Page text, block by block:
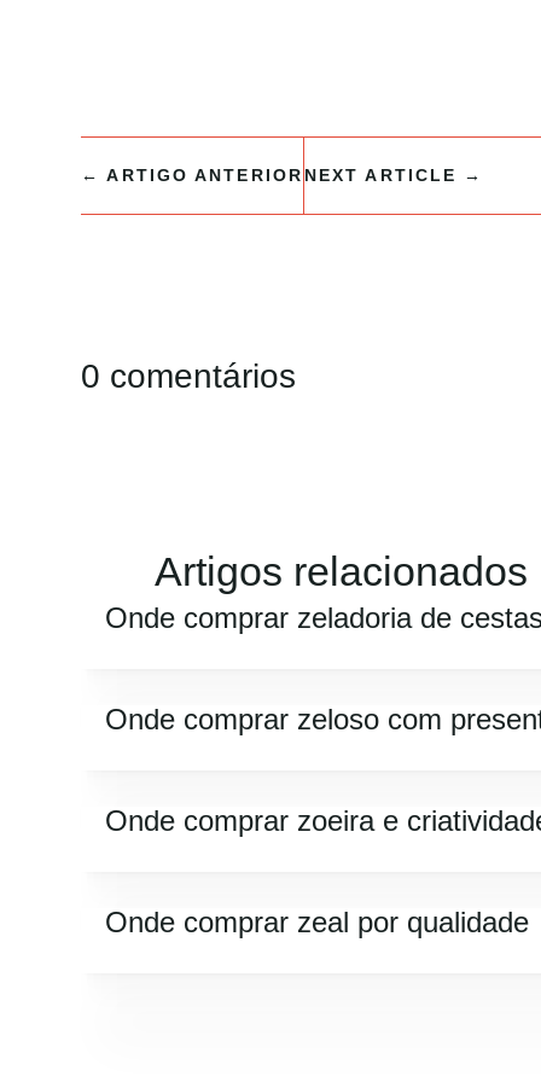
←ARTIGO ANTERIOR NEXT ARTICLE →
0 comentários
Artigos relacionados
Onde comprar zeladoria de
Onde comprar zeloso com
Onde comprar zoeira e
Onde comprar zeal por qualidade